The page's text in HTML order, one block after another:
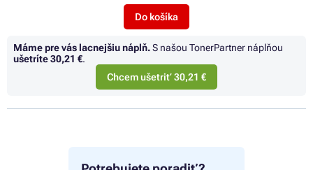
Do košíka
Máme pre vás lacnejšiu náplň.S našou TonerPartner náplňou
ušetríte30,21 €.
Chcem ušetriť 30,21 €